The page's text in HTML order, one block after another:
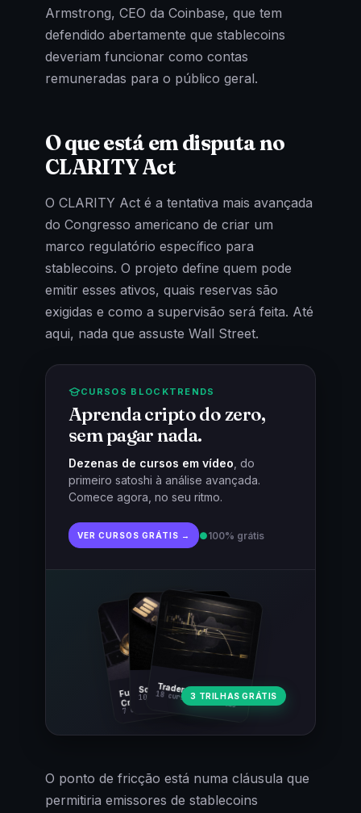
Armstrong, CEO da Coinbase, que tem
defendido abertamente que stablecoins
deveriam funcionar como contas
remuneradas para o público geral.
O que está em disputa no
CLARITY Act
O CLARITY Act é a tentativa mais avançada
do Congresso americano de criar um
marco regulatório específico para
stablecoins. O projeto define quem pode
emitir esses ativos, quais reservas são
exigidas e como a supervisão será feita. Até
aqui, nada que assuste Wall Street.
CURSOS BLOCKTRENDS
Aprenda cripto do zero,
sem pagar nada.
Dezenas de cursos em vídeo , do
primeiro satoshi à análise avançada.
Comece agora, no seu ritmo.
VER CURSOS GRÁTIS → ●100% grátis
Fundamentos
Cripto
7 cursos · 31 aulas
Trader Cripto
18 cursos · 80 aulas
Soberania Bitcoin
10 cursos · 44 aulas3 TRILHAS GRÁTIS
O ponto de fricção está numa cláusula que
permitiria emissores de stablecoins